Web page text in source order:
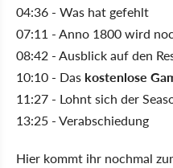
04:36 - Was hat gefehlt
07:11 - Anno 1800 wird
08:42 - Ausblick auf den
10:10 - Das kostenlose
11:27 - Lohnt sich der
13:25 - Verabschiedung
Hier kommt ihr nochmal